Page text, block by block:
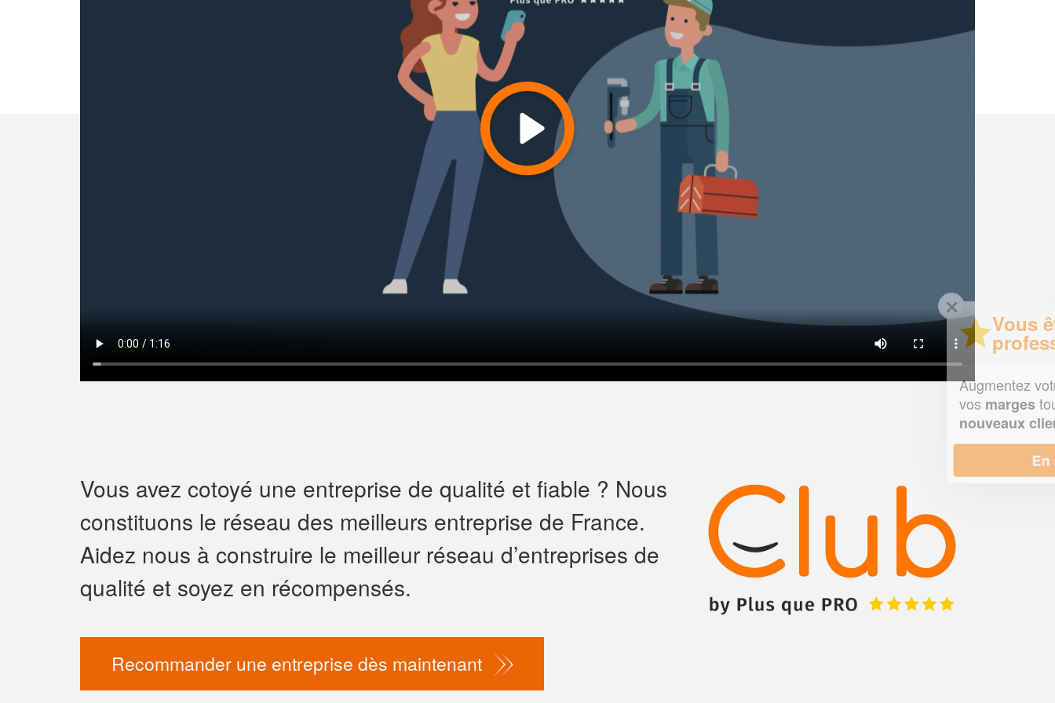
Vous avez cotoyé une entreprise de qualité et fiable ? Nous
constituons le réseau des meilleurs entreprise de France.
Aidez nous à construire le meilleur réseau d’entreprises de
qualité et soyez en récompensés.
Recommander une entreprise dès maintenant
Vous êtes un
professionnel ?
Augmentez votrechiffre d'affaireset
tout en gagnant de